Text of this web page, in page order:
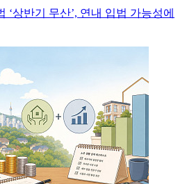
‘상반기 무산’, 연내 입법 가능성에